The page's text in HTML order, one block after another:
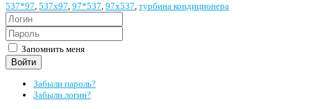
537*97, 537х97, 97*537, 97х537, турбина кондиционера
Запомнить меня
Войти
Забыли пароль?
Забыли логин?